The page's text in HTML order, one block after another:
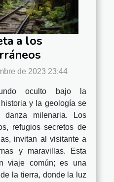
a los
de 2023 23:44
oculto bajo la
y la geología se
danza milenaria. Los
refugios secretos de
invitan al visitante a
y maravillas. Esta
viaje común; es una
la tierra, donde la luz